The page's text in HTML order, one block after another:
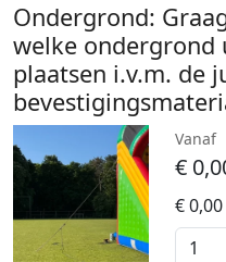
Ondergrond:
welke ondergrond
plaatsen i.v.m. de
Vanaf
€
€0,00